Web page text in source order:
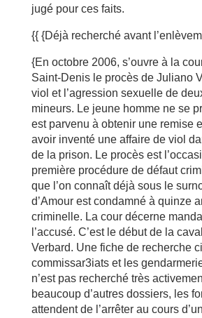
jugé pour ces faits.
{{ {Déjà recherché avant
{En octobre 2006, s’ouvre à la
Saint-Denis le procès de Juliano
viol et l’agression sexuelle de
mineurs. Le jeune homme ne se
est parvenu à obtenir une remise
avoir inventé une affaire de viol
de la prison. Le procès est
première procédure de défaut
que l’on connaît déjà sous le
d’Amour est condamné à quinze
criminelle. La cour décerne
l’accusé. C’est le début de la
Verbard. Une fiche de recherche
commissar3iats et les
n’est pas recherché très
beaucoup d’autres dossiers, les
attendent de l’arrêter au cours